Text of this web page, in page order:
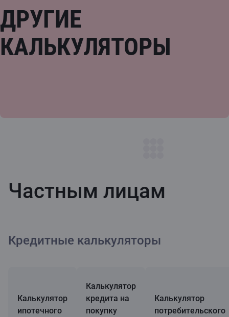
ДРУГИЕ
КАЛЬКУЛЯТОРЫ
Частным лицам
Кредитные калькуляторы
Калькулятор
ипотечного
Калькулятор
кредита на
покупку
Калькулятор
потребительского